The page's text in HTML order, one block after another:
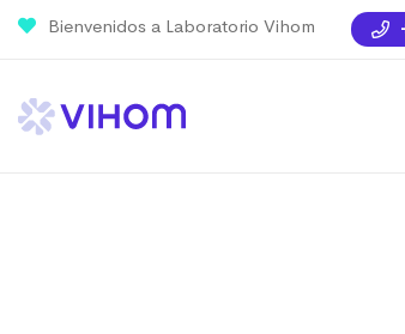
Bienvenidos a Laboratorio Vihom